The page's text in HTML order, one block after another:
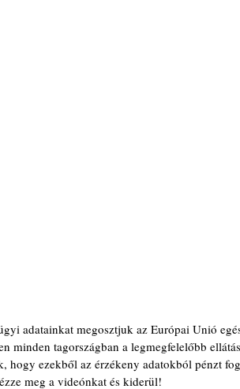
adatainkat megosztjuk az Európai Unió
minden tagországban a legmegfelelőbb
hogy ezekből az érzékeny adatokból pénzt
meg a videónkat és kiderül!